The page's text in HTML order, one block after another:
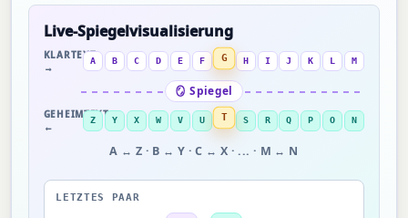
Live-Spiegelvisualisierung
KLARTEXT
→
A B C D E F G H I J K L M
🪞 Spiegel
GEHEIMTEXT
←
Z Y X W V U T S R Q P O N
A ↔ Z · B ↔ Y · C ↔ X · ... · M ↔ N
LETZTES PAAR